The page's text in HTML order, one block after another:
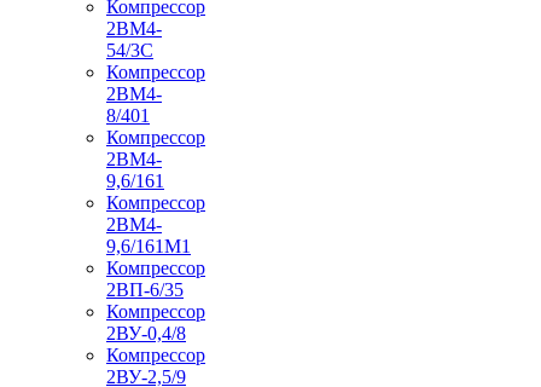
Компрессор
2ВМ4-
54/3С
Компрессор
2ВМ4-
8/401
Компрессор
2ВМ4-
9,6/161
Компрессор
2ВМ4-
9,6/161М1
Компрессор
2ВП-6/35
Компрессор
2ВУ-0,4/8
Компрессор
2ВУ-2,5/9